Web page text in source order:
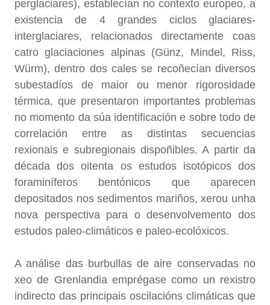
perglaciares), establecían no contexto europeo, a
existencia de 4 grandes ciclos glaciares-
interglaciares, relacionados directamente coas
catro glaciaciones alpinas (Günz, Mindel, Riss,
Würm), dentro dos cales se recoñecían diversos
subestadíos de maior ou menor rigorosidade
térmica, que presentaron importantes problemas
no momento da súa identificación e sobre todo de
correlación entre as distintas secuencias
rexionais e subregionais dispoñibles. A partir da
década dos oitenta os estudos isotópicos dos
foraminíferos bentónicos que aparecen
depositados nos sedimentos mariños, xerou unha
nova perspectiva para o desenvolvemento dos
estudos paleo-climáticos e paleo-ecolóxicos.
A análise das burbullas de aire conservadas no
xeo de Grenlandia emprégase como un rexistro
indirecto das principais oscilacións climáticas que